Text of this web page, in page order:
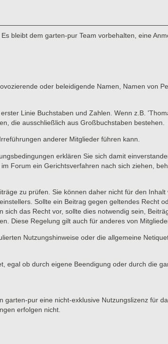
bleibt dem garten-pur Team vorbehalten, eine
oder beleidigende Namen, Namen von
Linie Buchstaben und Zahlen. Wenn z.B.
die ausschließlich aus Großbuchstaben bestehen.
anderer Mitglieder führen kann.
erklären Sie sich damit
Forum ein Gerichtsverfahren nach sich ziehen,
zu prüfen. Sie können daher nicht für den
Sollte ein Beitrag gegen geltendes Recht
das Recht vor, sollte dies notwendig sein,
Diese Regelung gilt auch für anderes von
Nutzungshinweise oder die allgemeine
ob durch eigene Beendigung oder durch die
pur eine nicht-exklusive Nutzungslizenz für
erfolgen nicht.